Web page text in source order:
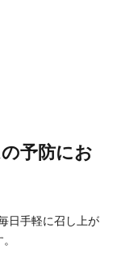
予防にお
日手軽に召し上が